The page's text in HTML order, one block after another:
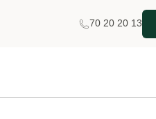
70 20 20 13